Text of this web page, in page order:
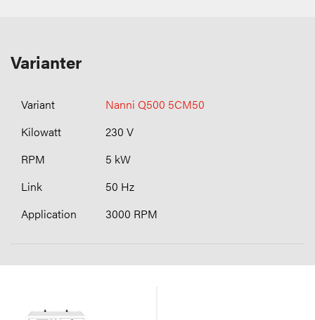
Varianter
Nanni Q500 5CM50
230 V
5 kW
50 Hz
3000 RPM